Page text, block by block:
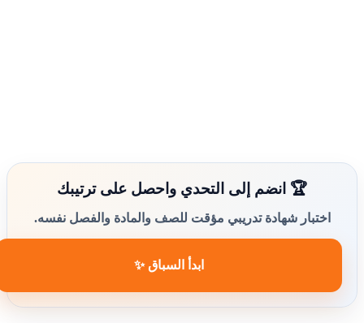
🏆 انضم إلى التحدي واحصل على ترتيبك
اختبار شهادة تدريبي مؤقت للصف والمادة والفصل نفسه.
ابدأ السباق ✨